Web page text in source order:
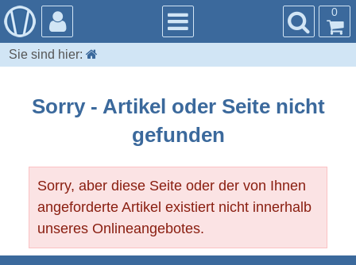
0
Sie sind hier:
Sorry - Artikel oder Seite nicht
gefunden
Sorry, aber diese Seite oder der von Ihnen
angeforderte Artikel existiert nicht innerhalb
unseres Onlineangebotes.